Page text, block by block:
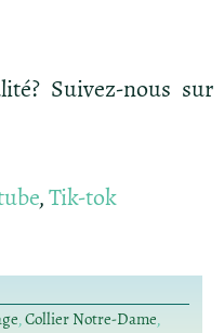
Suivez-nous sur
,Tik-tok
,Collier Notre-Dame,